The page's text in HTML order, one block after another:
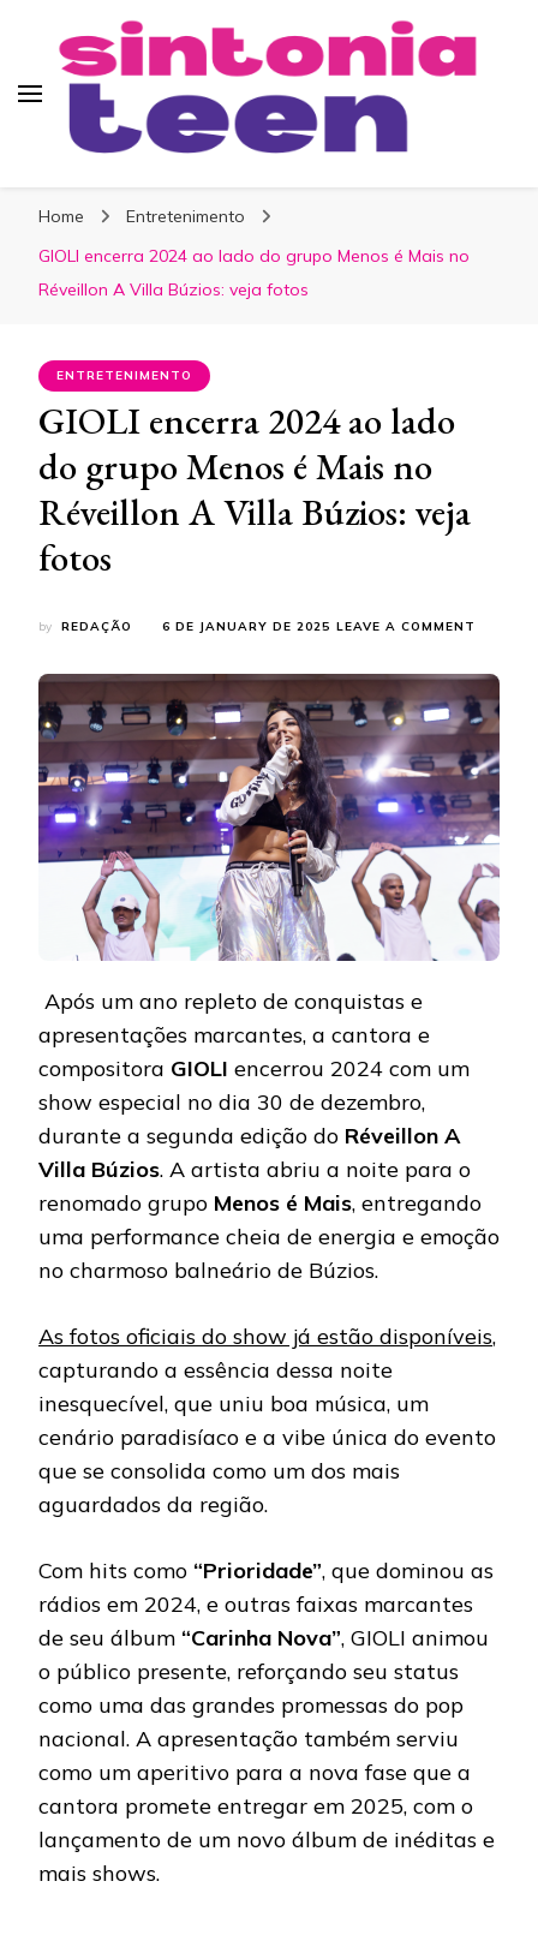
Home
Entretenimento
GIOLI encerra 2024 ao lado do grupo Menos é Mais no
Réveillon A Villa Búzios: veja fotos
ENTRETENIMENTO
GIOLI encerra 2024 ao lado
do grupo Menos é Mais no
Réveillon A Villa Búzios: veja
fotos
by REDAÇÃO 6 DE JANUARY DE 2025 LEAVE A COMMENT
AO
LADO
DO
GRUPO
MENOS
É
MAIS
NO
A
VILLA
BÚZIOS:
Após um ano repleto de conquistas e
apresentações marcantes, a cantora e
compositora GIOLI encerrou 2024 com um
show especial no dia 30 de dezembro,
durante a segunda edição do Réveillon A
Villa Búzios. A artista abriu a noite para o
renomado grupo Menos é Mais, entregando
uma performance cheia de energia e emoção
no charmoso balneário de Búzios.
As fotos oficiais do show já estão disponíveis,
capturando a essência dessa noite
inesquecível, que uniu boa música, um
cenário paradisíaco e a vibe única do evento
que se consolida como um dos mais
aguardados da região.
Com hits como “Prioridade”, que dominou as
rádios em 2024, e outras faixas marcantes
de seu álbum “Carinha Nova”, GIOLI animou
o público presente, reforçando seu status
como uma das grandes promessas do pop
nacional. A apresentação também serviu
como um aperitivo para a nova fase que a
cantora promete entregar em 2025, com o
lançamento de um novo álbum de inéditas e
mais shows.